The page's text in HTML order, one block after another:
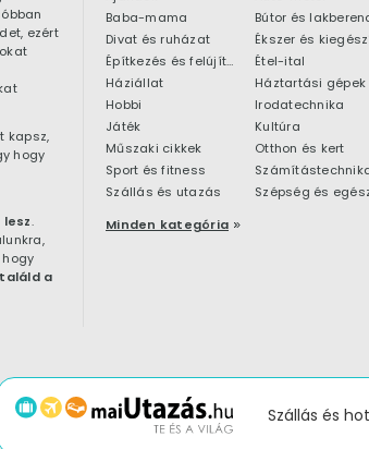
ezért
kapsz,
hogy
.
a
Baba-mama
Divat és ruházat
Építkezés és felújítás
Étel-ital
Háziállat
Háztartási gépek
Hobbi
Irodatechnika
Játék
Kultúra
Műszaki cikkek
Otthon és kert
Sport és fitness
Szállás és utazás
Minden kategória
Szállás és